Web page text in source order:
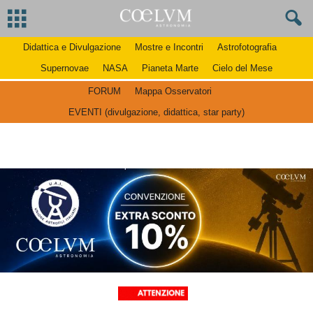
Didattica e Divulgazione Mostre e Incontri
Astrofotografia
Supernovae
NASA Pianeta Marte Cielo del Mese
FORUM
Mappa Osservatori
EVENTI (divulgazione, didattica, star party)